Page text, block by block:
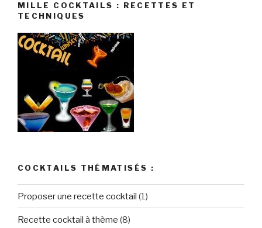
MILLE COCKTAILS : RECETTES ET
TECHNIQUES
COCKTAILS THÉMATISÉS :
Proposer une recette cocktail (1)
Recette cocktail à thème (8)